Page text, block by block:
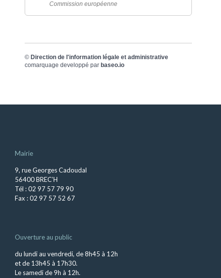
Commission européenne
© Direction de l'information légale et administrative
comarquage developpé par baseo.io
Mairie
9, rue Georges Cadoudal
56400 BREC’H
Tél : 02 97 57 79 90
Fax : 02 97 57 52 67
Ouverture au public
du lundi au vendredi, de 8h45 à 12h
et de 13h45 à 17h30.
Le samedi de 9h à 12h.